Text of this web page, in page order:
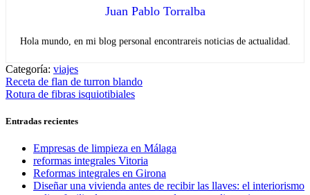
Juan Pablo Torralba
Hola mundo, en mi blog personal encontrareis noticias de actualidad.
Categoría: viajes
Navegación
de
entradas
Entrada
anterior:
Receta de flan de turron blando
Entrada
Rotura de fibras isquiotibiales
Entradas recientes
Empresas de limpieza en Málaga
reformas integrales Vitoria
Reformas integrales en Girona
Diseñar una vivienda antes de recibir las llaves: el interiorismo